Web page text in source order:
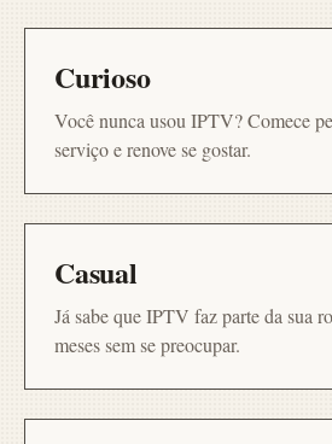
Curioso
Você nunca usou IPTV? Comece
serviço e renove se gostar.
Casual
Já sabe que IPTV faz parte da sua
meses sem se preocupar.